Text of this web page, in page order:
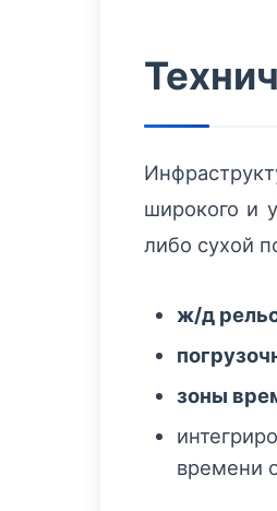
широкого и
либо сухой
ж/д
зоны
времени